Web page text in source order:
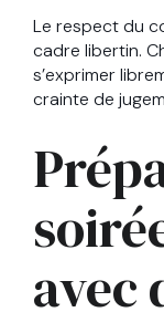
Le respect du
cadre libertin.
s’exprimer
crainte de
avec